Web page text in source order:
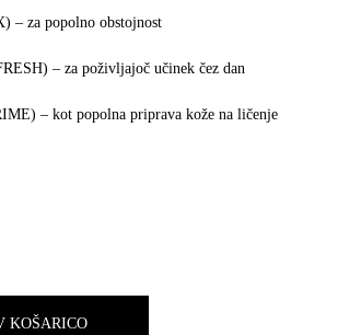
– za popolno obstojnost
– za poživljajoč učinek čez dan
– kot popolna priprava kože na ličenje
KOŠARICO